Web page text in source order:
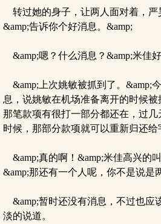
转过她的身子，让两人面对着，严
&amp;告诉你个好消息。&amp;
&amp;嗯？什么消息？&amp;米佳好
&amp;上次姚敏被抓到了。&amp;
息，说姚敏在机场准备离开的时候
那笔款项有很打一部分都还在，过
时候，那部分款项就可以重新归还给
&amp;真的啊！&amp;米佳高兴的
&amp;那还有一个人呢，你不是说是
&amp;暂时还没有消息，不过也应
淡的说道。